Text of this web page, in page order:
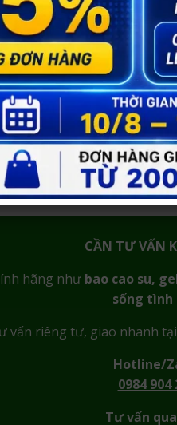
quốc, ưu tiên sự
CẦN TƯ VẤN
hãng như bao cao su,
sống tình
vấn riêng tư, giao nhanh tại
Hotline/
0984 904
Tư vấn